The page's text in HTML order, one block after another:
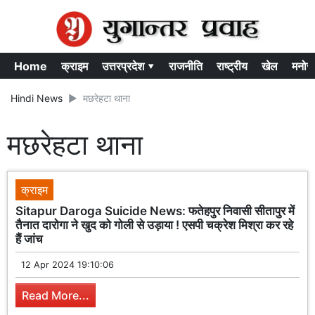
Home क्राइम उत्तरप्रदेश ▾ राजनीति राष्ट्रीय खेल
Hindi News मछरेहटा थाना
मछरेहटा थाना
क्राइम
Sitapur Daroga Suicide News: फतेहपुर निवासी सीतापुर में
तैनात दारोगा ने खुद को गोली से उड़ाया ! एसपी चक्रेश मिश्रा कर रहे
हैं जांच
12 Apr 2024 19:10:06
Read More...